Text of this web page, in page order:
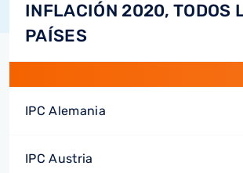
INFLACIÓN 2020, TODOS
PAÍSES
IPC Alemania
IPC Austria